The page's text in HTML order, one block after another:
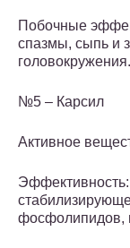
Побочные
спазмы, сыпь и
головокружения.
№5 – Карсил
Активное
фосфолипидов,